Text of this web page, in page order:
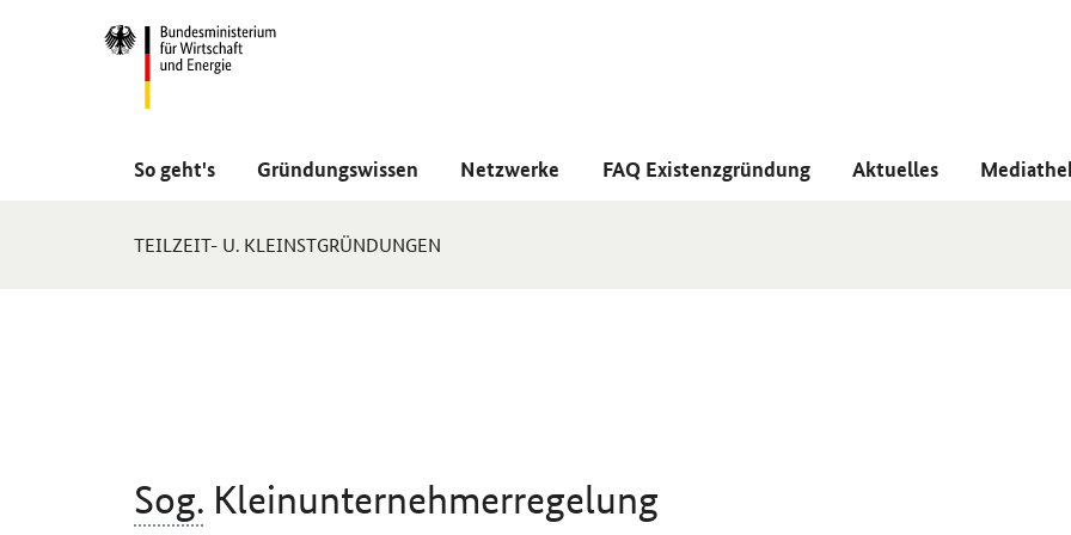
Navigation
Hauptmenü
So geht's Gründungswissen Netzwerke FAQ Existenzgründung Aktuelles
Sie
TEILZEIT- U. KLEINSTGRÜNDUNGEN
Sog. Kleinunternehmerregelung